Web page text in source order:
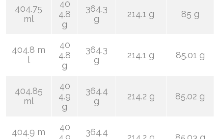
404.75
ml
40
4.8
g
364.3
g
214.1 g 85 g
404.8 m
l
40
4.8
g
364.3
g
214.1 g 85.01 g
404.85
ml
40
4.9
g
364.4
g
214.2 g 85.02 g
404.9 m
40
364.4